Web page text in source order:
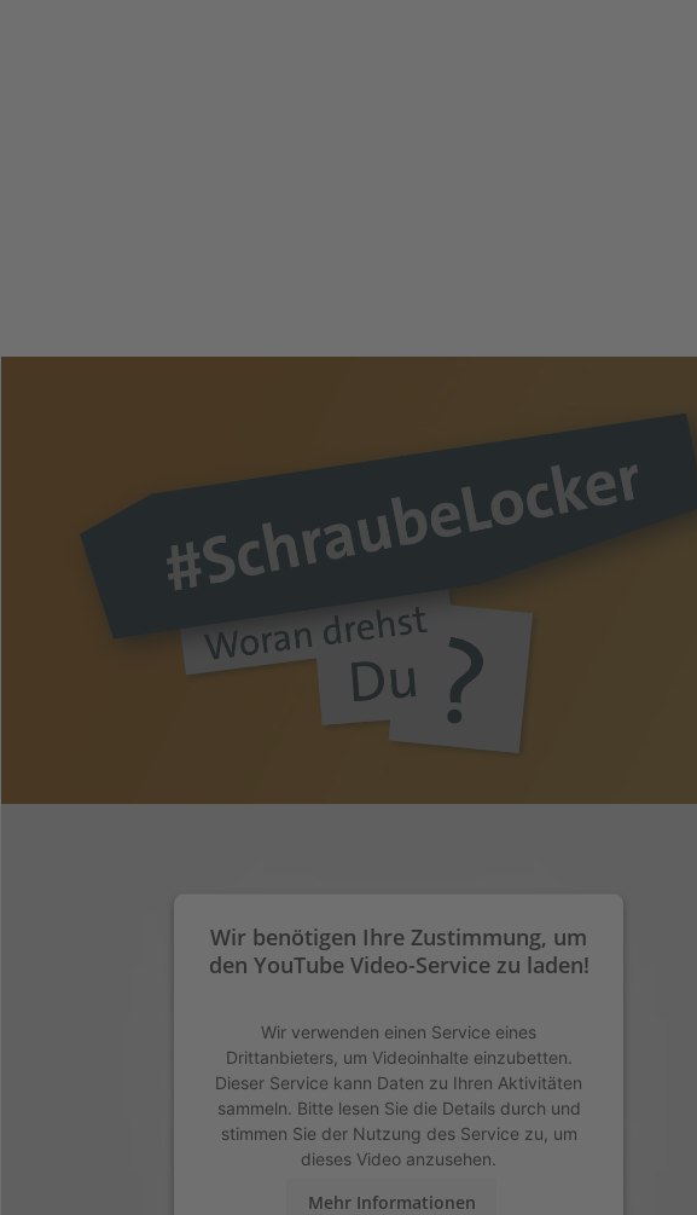
Wir benötigen Ihre Zustimmung, um
den YouTube Video-Service zu laden!
Wir verwenden einen Service eines
Drittanbieters, um Videoinhalte einzubetten.
Dieser Service kann Daten zu Ihren Aktivitäten
sammeln. Bitte lesen Sie die Details durch und
stimmen Sie der Nutzung des Service zu, um
dieses Video anzusehen.
Mehr Informationen